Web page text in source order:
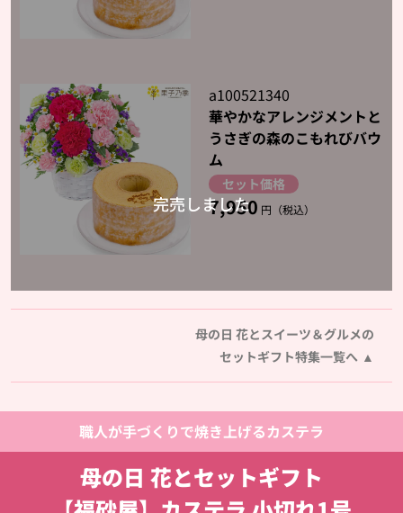
a100521340
華やかなアレンジメントと
うさぎの森のこもれびバウ
ム
セット価格
7,950 円（税込）
母の日 花とスイーツ＆グルメの
セットギフト特集一覧へ
職人が手づくりで焼き上げるカステラ
母の日 花とセットギフト